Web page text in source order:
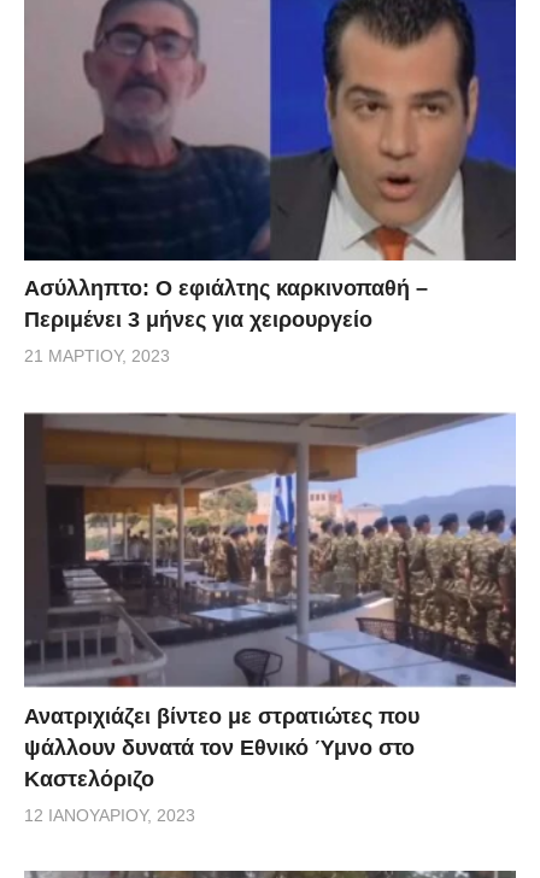
Ασύλληπτο: Ο εφιάλτης καρκινοπαθή –
Περιμένει 3 μήνες για χειρουργείο
21 ΜΑΡΤΊΟΥ, 2023
Ανατριχιάζει βίντεο με στρατιώτες που
ψάλλουν δυνατά τον Εθνικό Ύμνο στο
Καστελόριζο
12 ΙΑΝΟΥΑΡΊΟΥ, 2023